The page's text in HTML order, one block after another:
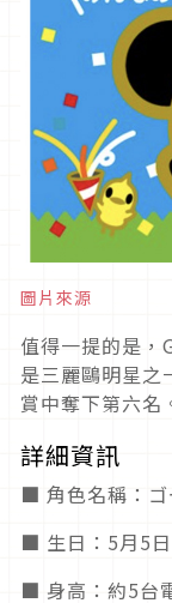
圖片來源
值得一提的是，
是三麗鷗明星之
賞中奪下第六名
詳細資訊
■ 角色名稱：
■ 生日：5月5日
■ 身高：約5台